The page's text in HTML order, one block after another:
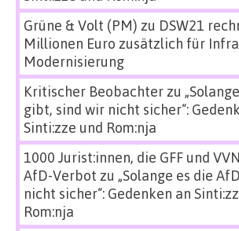
Grüne & Volt (PM) zu DSW21
Millionen Euro zusätzlich für
Modernisierung
Kritischer Beobachterzu
gibt, sind wir nicht sicher“:
Sinti:zze und Rom:nja
1000 Jurist:innen, die GFF und
AfD-Verbot zu „Solange es die
nicht sicher“: Gedenken an
Rom:nja